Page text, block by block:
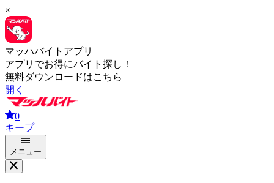
×
マッハバイトアプリ
アプリでお得にバイト探し！
無料ダウンロードはこちら
開く
0
キープ
メニュー